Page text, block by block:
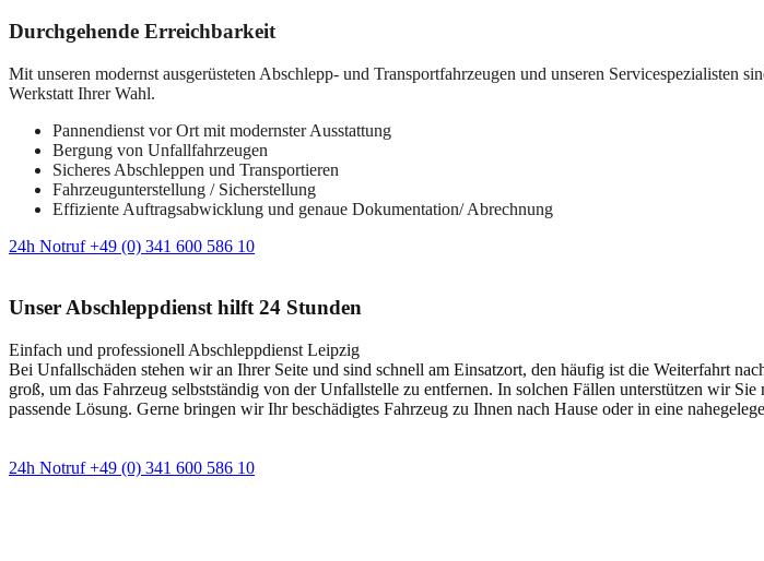
Durchgehende Erreichbarkeit
Mit unseren modernst ausgerüsteten Abschlepp- und Transportfahrzeugen und unseren
Werkstatt Ihrer Wahl.
Pannendienst vor Ort mit modernster Ausstattung
Bergung von Unfallfahrzeugen
Sicheres Abschleppen und Transportieren
Fahrzeugunterstellung / Sicherstellung
Effiziente Auftragsabwicklung und genaue Dokumentation/ Abrechnung
24h Notruf +49 (0) 341 600 586 10
Unser Abschleppdienst hilft 24 Stunden
Einfach und professionell Abschleppdienst Leipzig
Bei Unfallschäden stehen wir an Ihrer Seite und sind schnell am Einsatzort, den häufig ist die Weiterfahrt
groß, um das Fahrzeug selbstständig von der Unfallstelle zu entfernen. In solchen Fällen unterstützen wir
passende Lösung. Gerne bringen wir Ihr beschädigtes Fahrzeug zu Ihnen nach Hause oder in eine
24h Notruf +49 (0) 341 600 586 10